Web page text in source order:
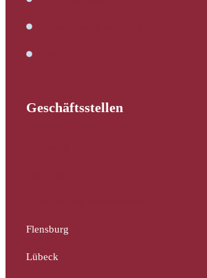
Geschäftsstellen
Flensburg
Lübeck